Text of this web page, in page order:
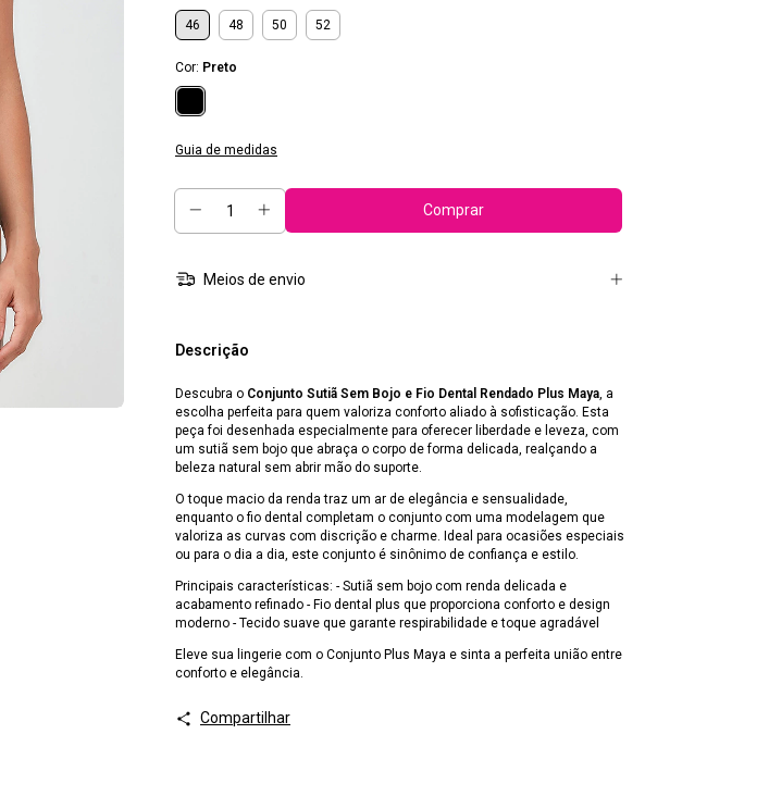
46 48 50 52
Cor: Preto
Guia de medidas
Meios de envio
Descrição
Descubra o Conjunto Sutiã Sem Bojo e Fio Dental Rendado Plus Maya, a
escolha perfeita para quem valoriza conforto aliado à sofisticação. Esta
peça foi desenhada especialmente para oferecer liberdade e leveza, com
um sutiã sem bojo que abraça o corpo de forma delicada, realçando a
beleza natural sem abrir mão do suporte.
O toque macio da renda traz um ar de elegância e sensualidade,
enquanto o fio dental completam o conjunto com uma modelagem que
valoriza as curvas com discrição e charme. Ideal para ocasiões especiais
ou para o dia a dia, este conjunto é sinônimo de confiança e estilo.
Principais características: - Sutiã sem bojo com renda delicada e
acabamento refinado - Fio dental plus que proporciona conforto e design
moderno - Tecido suave que garante respirabilidade e toque agradável
Eleve sua lingerie com o Conjunto Plus Maya e sinta a perfeita união entre
conforto e elegância.
Compartilhar